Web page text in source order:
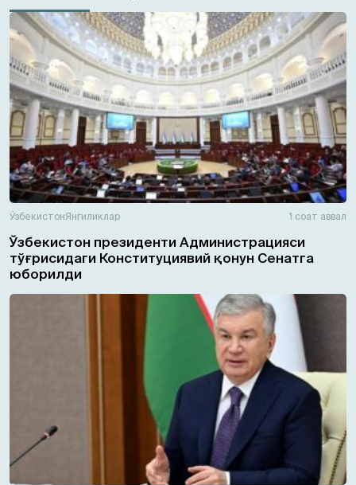
ЎзбекистонЯнгиликлар 1 соат аввал
Ўзбекистон президенти Администрацияси
тўғрисидаги Конституциявий қонун Сенатга
юборилди